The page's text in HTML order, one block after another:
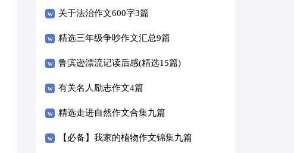
关于法治作文600字3篇
精选三年级争吵作文汇总9篇
鲁滨逊漂流记读后感(精选15篇)
有关名人励志作文4篇
精选走进自然作文合集九篇
【必备】我家的植物作文锦集九篇